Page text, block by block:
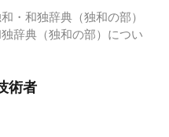
・和独辞典（独和の部）
辞典（独和の部）につい
術者